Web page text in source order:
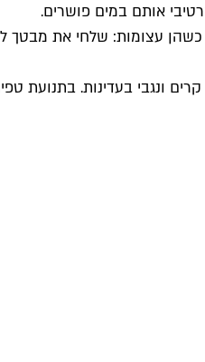
אותם במים פושרים.
עצומות: שלחי את מבטך
ונגבי בעדינות. בתנועת